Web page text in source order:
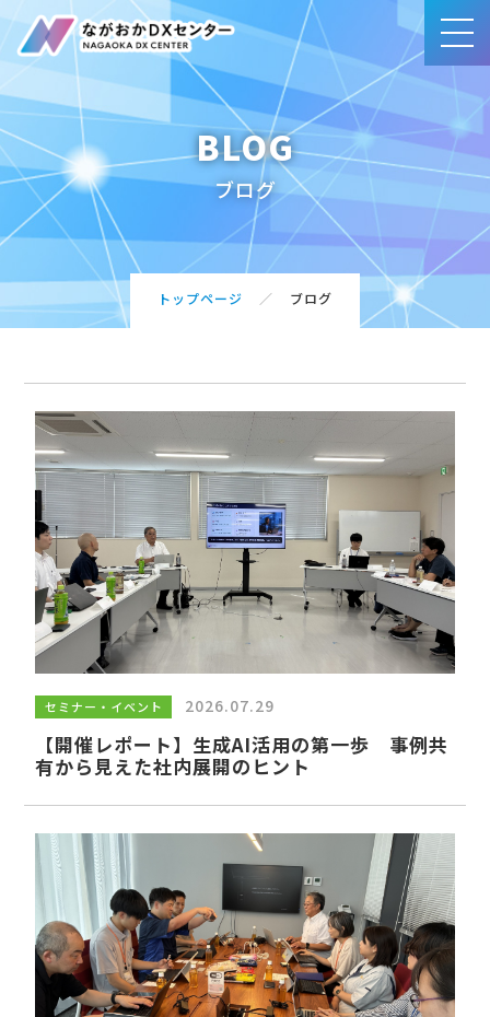
事業内容
賛同団体・サポート企業一覧
ブログ
お問合せ・ご相談
賛同団体・サポート企業様向け
ページ
賛同団体・サポート企業様向けコンテンツの
閲覧にはログインが必要となります。IDとパ
ログイン
サイトマップ
利用規約
BLOG
ブログ
トップページ ブログ
セミナー・イベント 2026.07.29
【開催レポート】生成AI活用の第一歩 事例共
有から見えた社内展開のヒント